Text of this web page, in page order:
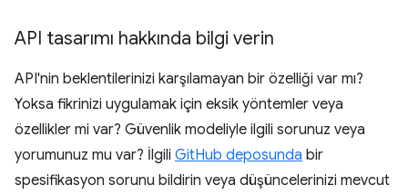
API tasarımı hakkında bilgi verin
API'nin beklentilerinizi karşılamayan bir özelliği var mı?
Yoksa fikrinizi uygulamak için eksik yöntemler veya
özellikler mi var? Güvenlik modeliyle ilgili sorunuz veya
yorumunuz mu var? İlgili GitHub deposunda bir
spesifikasyon sorunu bildirin veya düşüncelerinizi mevcut